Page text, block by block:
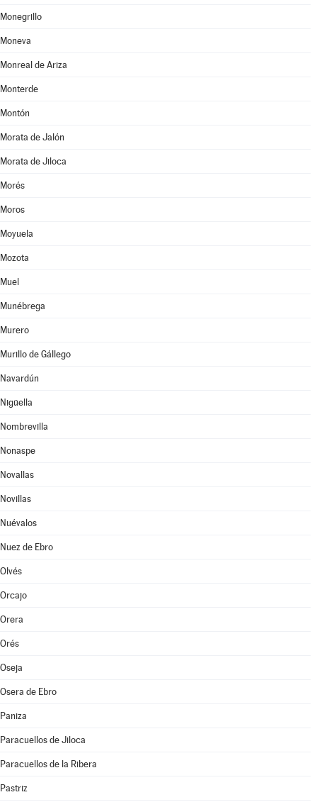
Monegrillo
Moneva
Monreal de Ariza
Monterde
Montón
Morata de Jalón
Morata de Jiloca
Morés
Moros
Moyuela
Mozota
Muel
Munébrega
Murero
Murillo de Gállego
Navardún
Nigüella
Nombrevilla
Nonaspe
Novallas
Novillas
Nuévalos
Nuez de Ebro
Olvés
Orcajo
Orera
Orés
Oseja
Osera de Ebro
Paniza
Paracuellos de Jiloca
Paracuellos de la Ribera
Pastriz